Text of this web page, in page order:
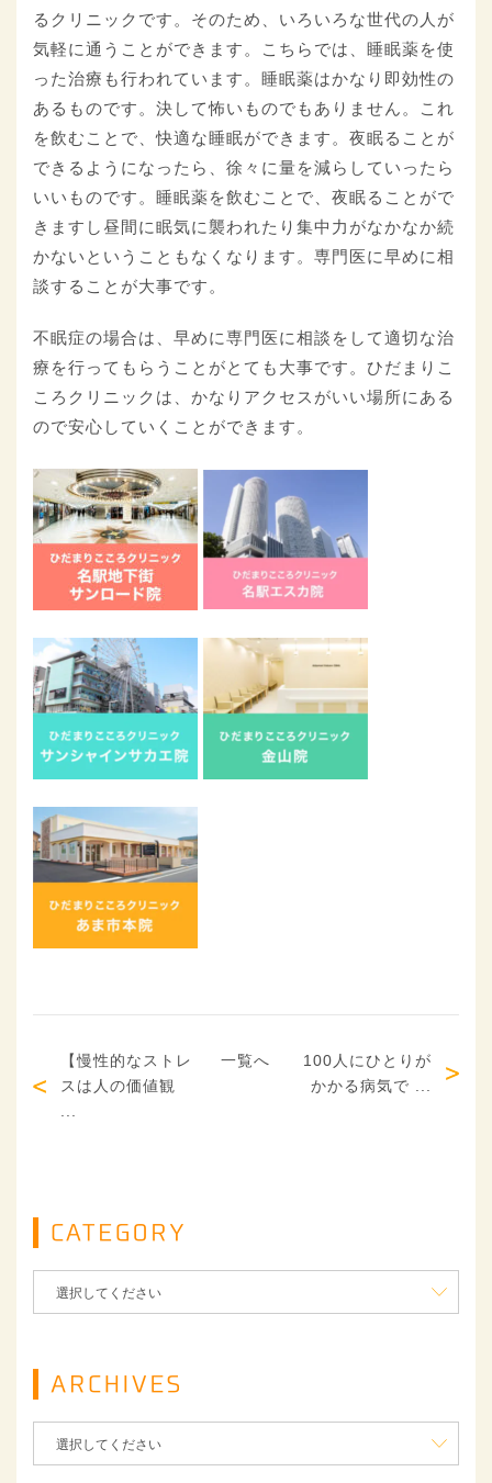
るクリニックです。そのため、いろいろな世代の人が
気軽に通うことができます。こちらでは、睡眠薬を使
った治療も行われています。睡眠薬はかなり即効性の
あるものです。決して怖いものでもありません。これ
を飲むことで、快適な睡眠ができます。夜眠ることが
できるようになったら、徐々に量を減らしていったら
いいものです。睡眠薬を飲むことで、夜眠ることがで
きますし昼間に眠気に襲われたり集中力がなかなか続
かないということもなくなります。専門医に早めに相
談することが大事です。
不眠症の場合は、早めに専門医に相談をして適切な治
療を行ってもらうことがとても大事です。ひだまりこ
ころクリニックは、かなりアクセスがいい場所にある
ので安心していくことができます。
【慢性的なストレ
スは人の価値観
一覧へ
100人にひとりが
かかる病気で ...